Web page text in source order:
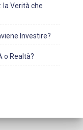
la Verità che
Investire?
o Realtà?